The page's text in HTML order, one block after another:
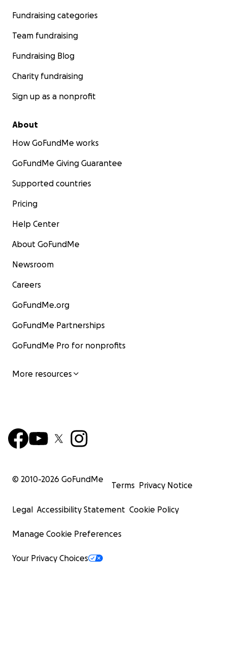
Fundraising categories
Team fundraising
Fundraising Blog
Charity fundraising
Sign up as a nonprofit
About
How GoFundMe works
GoFundMe Giving Guarantee
Supported countries
Pricing
Help Center
About GoFundMe
Newsroom
Careers
GoFundMe.org
GoFundMe Partnerships
GoFundMe Pro for nonprofits
More resources
© 2010-2026 GoFundMe
Terms Privacy Notice
Legal Accessibility Statement Cookie Policy
Manage Cookie Preferences
Your Privacy Choices